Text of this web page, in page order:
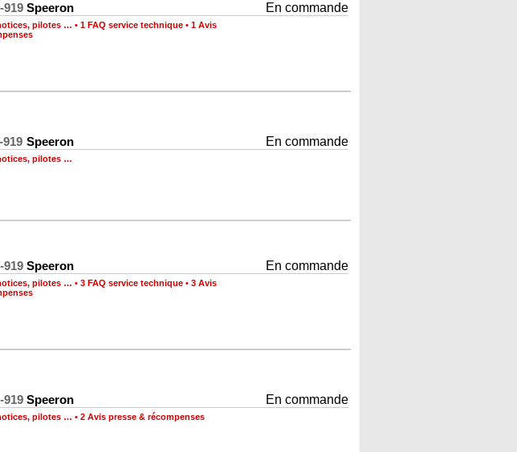
919 Speeron En commande
pilotes … • 1 FAQ service technique • 1 Avis
919 Speeron En commande
pilotes …
919 Speeron En commande
pilotes … • 3 FAQ service technique • 3 Avis
919 Speeron En commande
pilotes … • 2 Avis presse & récompenses